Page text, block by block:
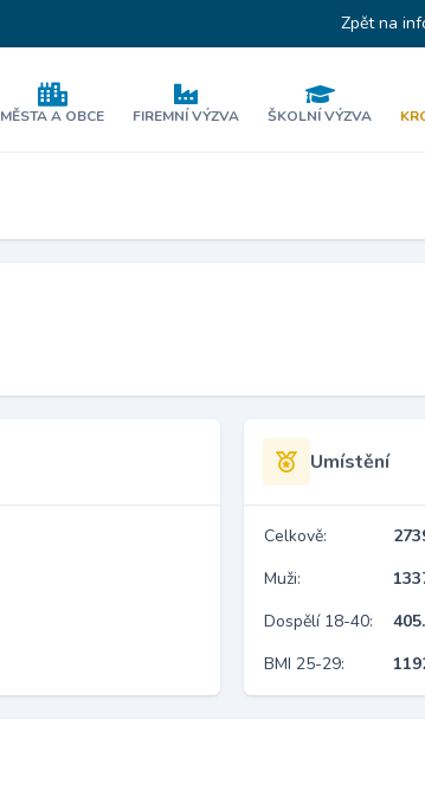
Zpět na
MĚSTA A OBCE FIREMNÍ VÝZVA ŠKOLNÍ VÝZVA
Umístění
Celkově:
Muži:
Dospělí 18-40:
405.
BMI 25-29: